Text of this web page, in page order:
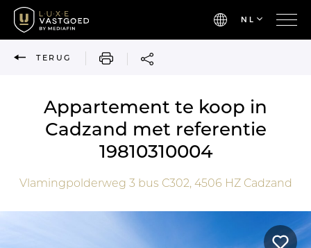
NL
TERUG AFDRUKKEN
Appartement te koop in
Cadzand met referentie
19810310004
Vlamingpolderweg 3 bus C302, 4506 HZCadzand